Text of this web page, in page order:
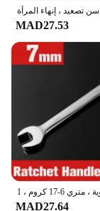
MAD27.53
MAD27.64